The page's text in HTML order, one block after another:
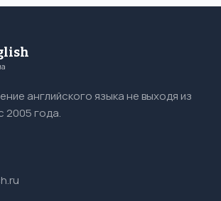
английского языка не выходя из
2005 года.